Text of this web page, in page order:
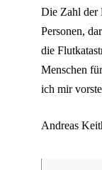
Die Zahl der
Personen,
die
Menschen
ich mir
Andreas